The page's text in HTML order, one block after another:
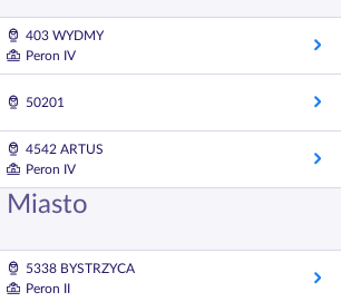
403 WYDMY
Peron IV
50201
4542 ARTUS
Peron IV
Miasto
5338 BYSTRZYCA
Peron II